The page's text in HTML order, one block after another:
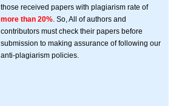
those received papers with plagiarism rate of
more than 20% . So, All of authors and
contributors must check their papers before
submission to making assurance of following our
anti-plagiarism policies.